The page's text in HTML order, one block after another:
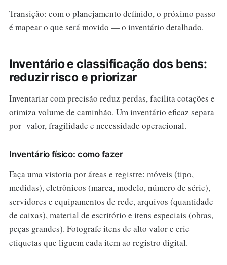
Transição: com o planejamento definido, o próximo passo
é mapear o que será movido — o inventário detalhado.
Inventário e classificação dos bens:
reduzir risco e priorizar
Inventariar com precisão reduz perdas, facilita cotações e
otimiza volume de caminhão. Um inventário eficaz separa
por valor, fragilidade e necessidade operacional.
Inventário físico: como fazer
Faça uma vistoria por áreas e registre: móveis (tipo,
medidas), eletrônicos (marca, modelo, número de série),
servidores e equipamentos de rede, arquivos (quantidade
de caixas), material de escritório e itens especiais (obras,
peças grandes). Fotografe itens de alto valor e crie
etiquetas que liguem cada item ao registro digital.